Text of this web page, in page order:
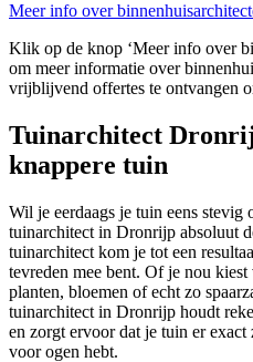
Meer info over
Klik op de knop ‘Meer info over
om meer informatie over
vrijblijvend offertes te ontvangen
Tuinarchitect
knappere tuin
Wil je eerdaags je tuin eens stevig
tuinarchitect in Dronrijp absoluut
tuinarchitect kom je tot een
tevreden mee bent. Of je nou
planten, bloemen of echt zo
tuinarchitect in Dronrijp houdt
en zorgt ervoor dat je tuin er
voor ogen hebt.